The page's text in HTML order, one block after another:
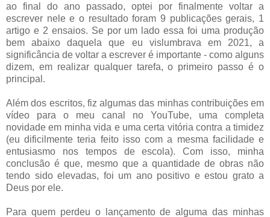
ao final do ano passado, optei por finalmente voltar a
escrever nele e o resultado foram 9 publicações gerais, 1
artigo e 2 ensaios. Se por um lado essa foi uma produção
bem abaixo daquela que eu vislumbrava em 2021, a
significância de voltar a escrever é importante - como alguns
dizem, em realizar qualquer tarefa, o primeiro passo é o
principal.
Além dos escritos, fiz algumas das minhas contribuições em
vídeo para o meu canal no YouTube, uma completa
novidade em minha vida e uma certa vitória contra a timidez
(eu dificilmente teria feito isso com a mesma facilidade e
entusiasmo nos tempos de escola). Com isso, minha
conclusão é que, mesmo que a quantidade de obras não
tendo sido elevadas, foi um ano positivo e estou grato a
Deus por ele.
Para quem perdeu o lançamento de alguma das minhas